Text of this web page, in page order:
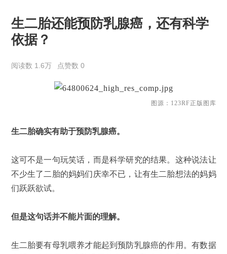
生二胎还能预防乳腺癌，还有科学
依据？
阅读数 1.6万 点赞数 0
图源：123RF正版图库
生二胎确实有助于预防乳腺癌。
这可不是一句玩笑话，而是科学研究的结果。这种说法让
不少生了二胎的妈妈们庆幸不已，让有生二胎想法的妈妈
们跃跃欲试。
但是这句话并不能片面的理解。
生二胎要有母乳喂养才能起到预防乳腺癌的作用。有数据